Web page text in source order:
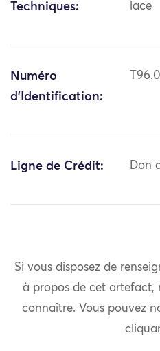
Techniques: lace
Numéro
d'Identification:
Ligne de Crédit: Don
Si vous disposez de
à propos de cet artefact,
connaître. Vous pouvez